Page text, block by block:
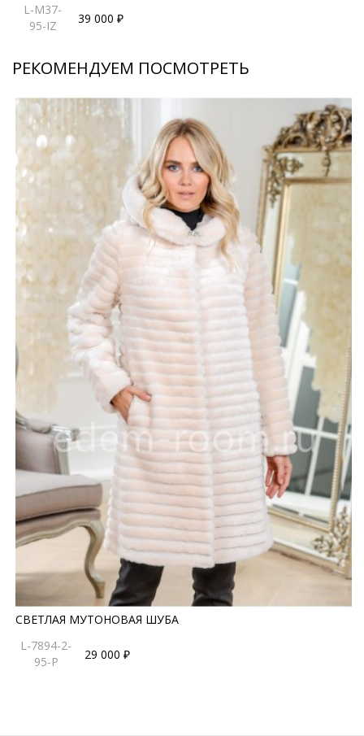
L-M37-
95-IZ
39 000 ₽
РЕКОМЕНДУЕМ ПОСМОТРЕТЬ
СВЕТЛАЯ МУТОНОВАЯ ШУБА
L-7894-2-
95-P
29 000 ₽